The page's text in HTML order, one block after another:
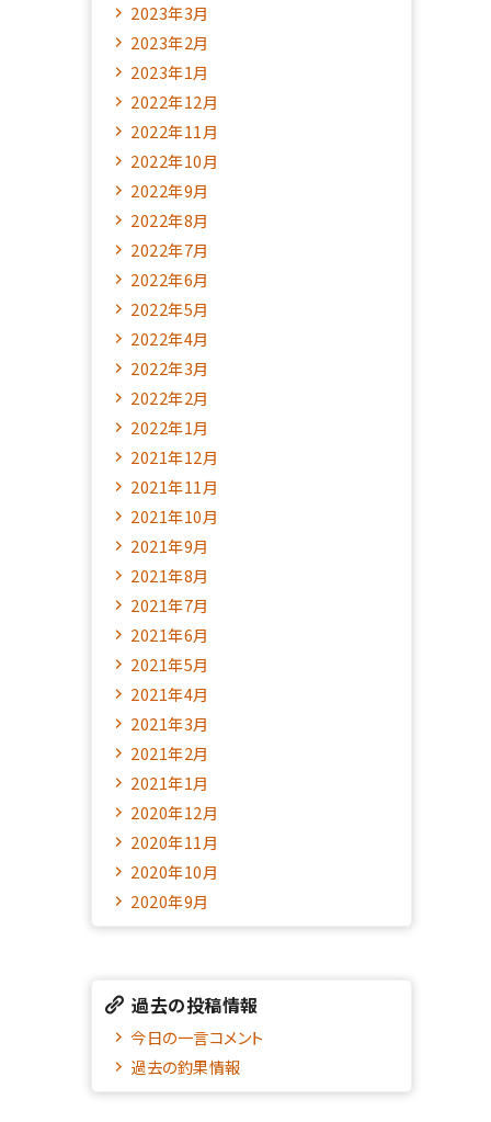
2023年3月
2023年2月
2023年1月
2022年12月
2022年11月
2022年10月
2022年9月
2022年8月
2022年7月
2022年6月
2022年5月
2022年4月
2022年3月
2022年2月
2022年1月
2021年12月
2021年11月
2021年10月
2021年9月
2021年8月
2021年7月
2021年6月
2021年5月
2021年4月
2021年3月
2021年2月
2021年1月
2020年12月
2020年11月
2020年10月
2020年9月
過去の投稿情報
今日の一言コメント
過去の釣果情報